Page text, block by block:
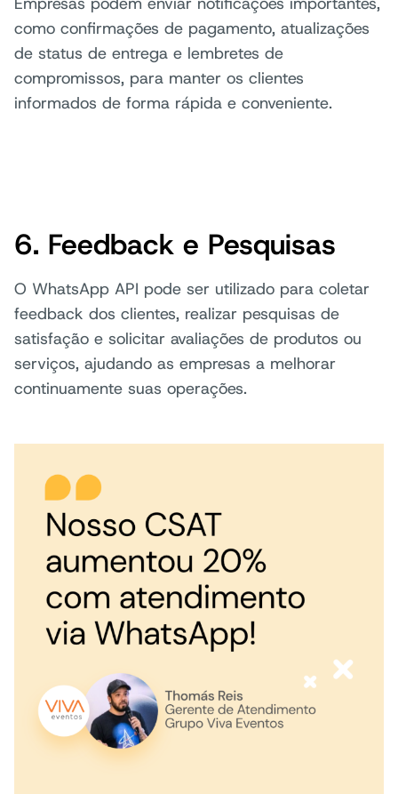
como confirmações de pagamento, atualizações
de status de entrega e lembretes de
compromissos, para manter os clientes
informados de forma rápida e conveniente.
6. Feedback e Pesquisas
O WhatsApp API pode ser utilizado para coletar
feedback dos clientes, realizar pesquisas de
satisfação e solicitar avaliações de produtos ou
serviços, ajudando as empresas a melhorar
continuamente suas operações.